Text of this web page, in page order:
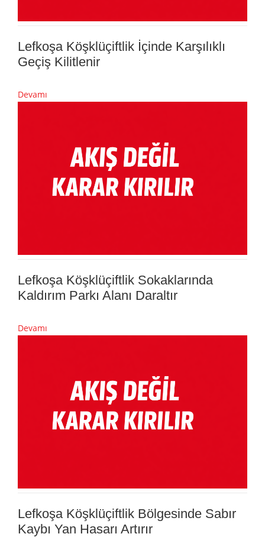
Lefkoşa Köşklüçiftlik İçinde Karşılıklı
Geçiş Kilitlenir
Devamı
Lefkoşa Köşklüçiftlik Sokaklarında
Kaldırım Parkı Alanı Daraltır
Devamı
Lefkoşa Köşklüçiftlik Bölgesinde Sabır
Kaybı Yan Hasarı Artırır